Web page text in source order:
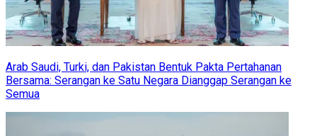
Arab Saudi, Turki, dan Pakistan Bentuk Pakta Pertahanan
Bersama: Serangan ke Satu Negara Dianggap Serangan ke
Semua